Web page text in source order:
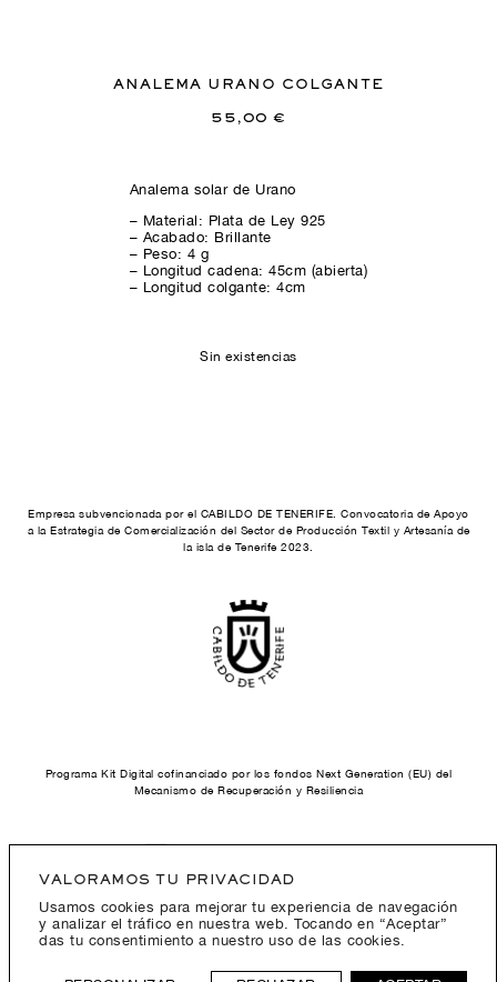
VALORAMOS TU PRIVACIDAD
Usamos cookies para mejorar tu experiencia de navegación
y analizar el tráfico en nuestra web. Tocando en “Aceptar”
das tu consentimiento a nuestro uso de las cookies.
ANALEMA URANO COLGANTE
55,00€
Analema solar de Urano
– Material: Plata de Ley 925
– Acabado: Brillante
– Peso: 4 g
– Longitud cadena: 45cm (abierta)
– Longitud colgante: 4cm
Sin existencias
Empresa subvencionada por el CABILDO DE TENERIFE. Convocatoria de Apoyo
a la Estrategia de Comercialización del Sector de Producción Textil y Artesanía de
la isla de Tenerife 2023.
Programa Kit Digital cofinanciado por los fondos Next Generation (EU) del
Mecanismo de Recuperación y Resiliencia